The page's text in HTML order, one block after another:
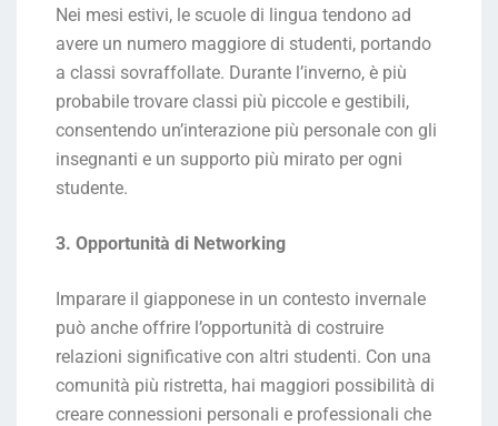
Nei mesi estivi, le scuole di lingua tendono ad
avere un numero maggiore di studenti, portando
a classi sovraffollate. Durante l’inverno, è più
probabile trovare classi più piccole e gestibili,
consentendo un’interazione più personale con gli
insegnanti e un supporto più mirato per ogni
studente.
3. Opportunità di Networking
Imparare il giapponese in un contesto invernale
può anche offrire l’opportunità di costruire
relazioni significative con altri studenti. Con una
comunità più ristretta, hai maggiori possibilità di
creare connessioni personali e professionali che